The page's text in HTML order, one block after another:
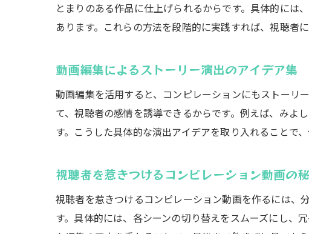
とまりのある作品に仕上げられるからです。具体的には
あります。これらの方法を段階的に実践すれば、視聴者
動画編集によるストーリー演出のアイデア集
動画編集を活用すると、コンピレーションにもストーリ
て、視聴者の感情を誘導できるからです。例えば、みよ
す。こうした具体的な演出アイデアを取り入れることで
視聴者を惹きつけるコンピレーション動画の
視聴者を惹きつけるコンピレーション動画を作るには、
す。具体的には、各シーンの切り替えをスムーズにし、